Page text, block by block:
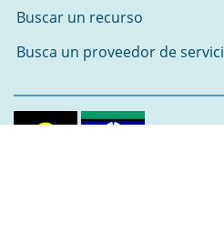
Buscar un recurso
Busca un proveedor de